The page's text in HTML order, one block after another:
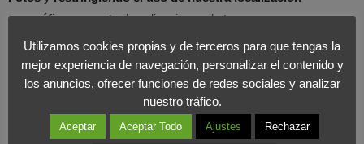
geográficapor parte de aplicaciones de terceros.
MUM (Multitask Unifield Model)
, de las siglas Multitask Unifield Model, es unmodelo de
comprensión del lenguaje que viene a sustituir aBERT
Utilizamos cookies propias y de terceros para que tengas la
mejor experiencia de navegación, personalizar el contenido y
los anuncios, ofrecer funciones de redes sociales y analizar
nuestro tráfico.
Aceptar Aceptar Todo Ajustes Rechazar